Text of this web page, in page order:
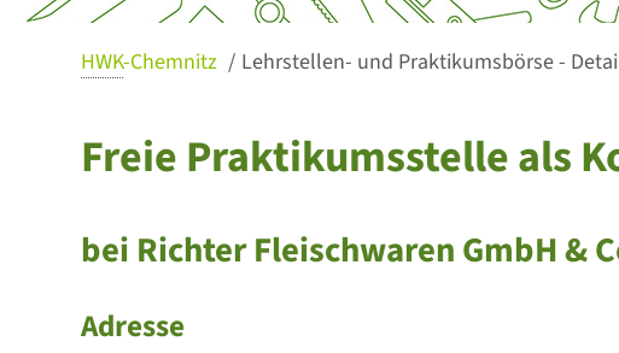
HWK-Chemnitz Lehrstellen- und Praktikumsbörse -
Freie Praktikumsstelle als
bei Richter Fleischwaren GmbH &
Adresse